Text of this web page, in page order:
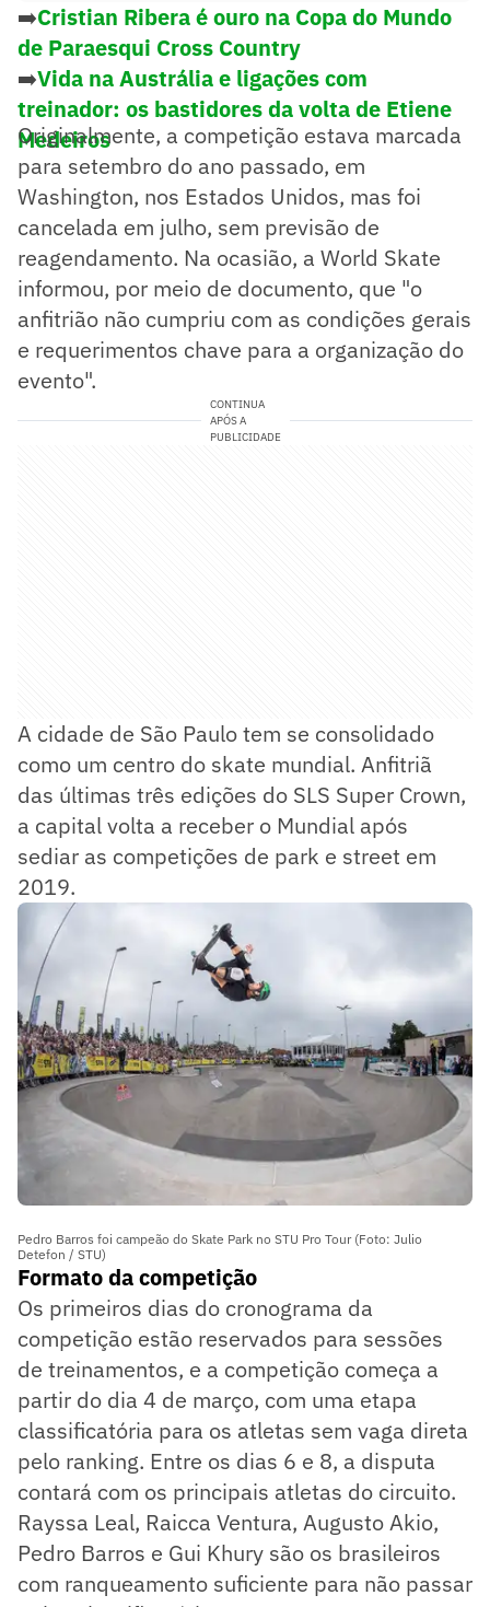
➡️Cristian Ribera é ouro na Copa do Mundo
de Paraesqui Cross Country
➡️Vida na Austrália e ligações com
treinador: os bastidores da volta de Etiene
Medeiros
Originalmente, a competição estava marcada
para setembro do ano passado, em
Washington, nos Estados Unidos, mas foi
cancelada em julho, sem previsão de
reagendamento. Na ocasião, a World Skate
informou, por meio de documento, que "o
anfitrião não cumpriu com as condições gerais
e requerimentos chave para a organização do
evento".
CONTINUA
APÓS A
PUBLICIDADE
A cidade de São Paulo tem se consolidado
como um centro do skate mundial. Anfitriã
das últimas três edições do SLS Super Crown,
a capital volta a receber o Mundial após
sediar as competições de park e street em
2019.
Pedro Barros foi campeão do Skate Park no STU Pro Tour (Foto: Julio
Detefon / STU)
Formato da competição
Os primeiros dias do cronograma da
competição estão reservados para sessões
de treinamentos, e a competição começa a
partir do dia 4 de março, com uma etapa
classificatória para os atletas sem vaga direta
pelo ranking. Entre os dias 6 e 8, a disputa
contará com os principais atletas do circuito.
Rayssa Leal, Raicca Ventura, Augusto Akio,
Pedro Barros e Gui Khury são os brasileiros
com ranqueamento suficiente para não passar